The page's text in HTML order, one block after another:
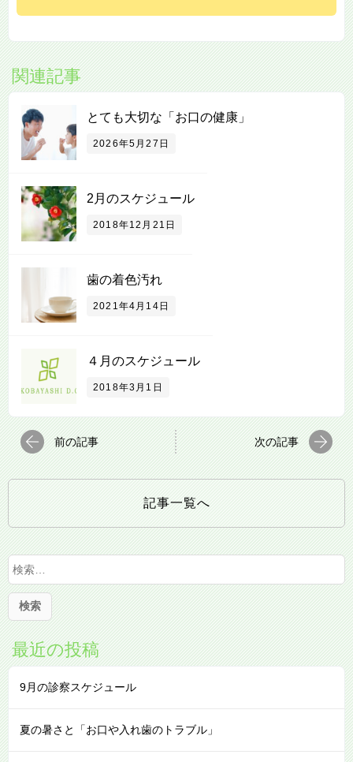
関連記事
とても大切な「お口の健康」
2026年5月27日
2月のスケジュール
2018年12月21日
歯の着色汚れ
2021年4月14日
４月のスケジュール
2018年3月1日
前の記事 次の記事
記事一覧へ
検
索
:
最近の投稿
9月の診察スケジュール
夏の暑さと「お口や入れ歯のトラブル」